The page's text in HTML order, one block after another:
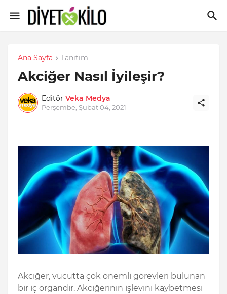
Ana Sayfa Tanıtım
Akciğer Nasıl İyileşir?
Editör Veka Medya
Perşembe, Şubat 04, 2021
Akciğer, vücutta çok önemli görevleri bulunan
bir iç organdır. Akciğerinin işlevini kaybetmesi